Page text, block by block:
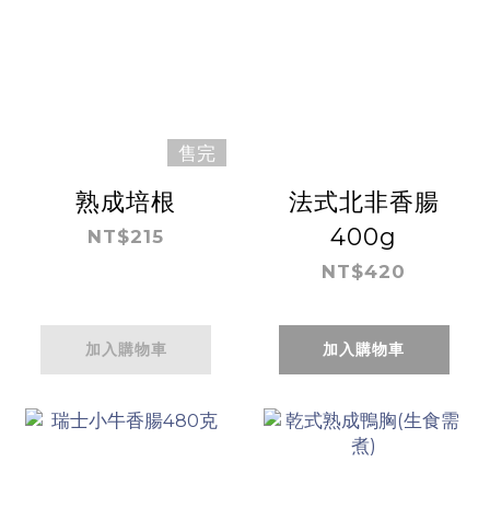
售完
熟成培根
NT$215
加入購物車
法式北非香腸
400g
NT$420
加入購物車